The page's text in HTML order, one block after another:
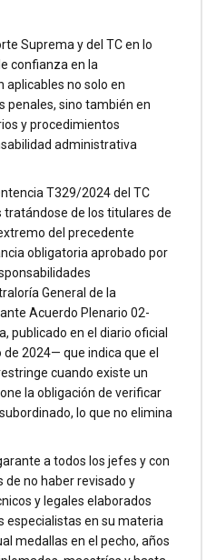
Suprema y del TC en lo
confianza en la
aplicables no solo en
penales, sino también en
y procedimientos
administrativa
T329/2024 del TC
tratándose de los titulares de
del precedente
obligatoria aprobado por
General de la
Acuerdo Plenario 02-
publicado en el diario oficial
2024— que indica que el
cuando existe un
la obligación de verificar
lo que no elimina
a todos los jefes y con
de no haber revisado y
y legales elaborados
especialistas en su materia
medallas en el pecho, años